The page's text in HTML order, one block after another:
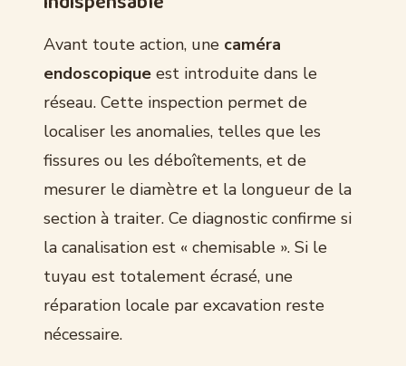
Avant toute action, une caméra
endoscopique est introduite dans le
réseau. Cette inspection permet de
localiser les anomalies, telles que les
fissures ou les déboîtements, et de
mesurer le diamètre et la longueur de la
section à traiter. Ce diagnostic confirme si
la canalisation est « chemisable ». Si le
tuyau est totalement écrasé, une
réparation locale par excavation reste
nécessaire.